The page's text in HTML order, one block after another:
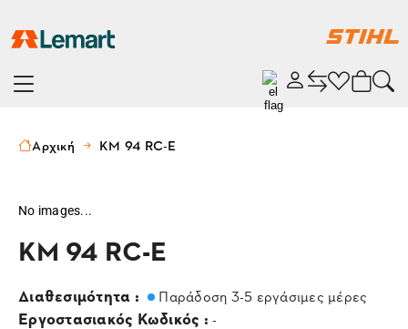
Αρχική KM 94 RC-E
No images...
KM 94 RC-E
Διαθεσιμότητα : Παράδοση 3-5 εργάσιμες μέρες
Εργοστασιακός Κωδικός : -